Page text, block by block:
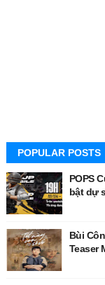
POPULAR POSTS
POPS
bật dự
Bùi
Teaser